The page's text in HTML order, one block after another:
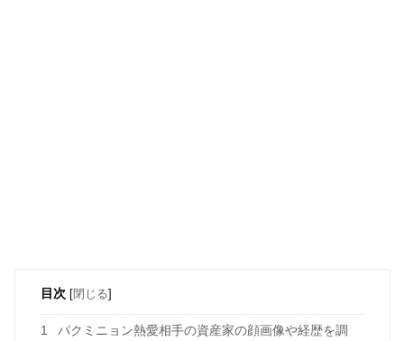
目次 [閉じる]
1
パクミニョン熱愛相手の資産家の顔画像や経歴を調